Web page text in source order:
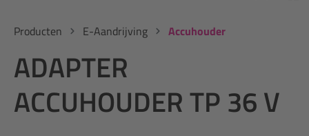
Producten E-Aandrijving Accuhouder
ADAPTER
ACCUHOUDER TP 36 V